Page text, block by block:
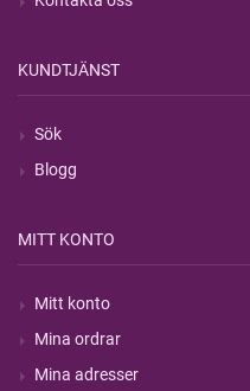
KUNDTJÄNST
Sök
Blogg
MITT KONTO
Mitt konto
Mina ordrar
Mina adresser